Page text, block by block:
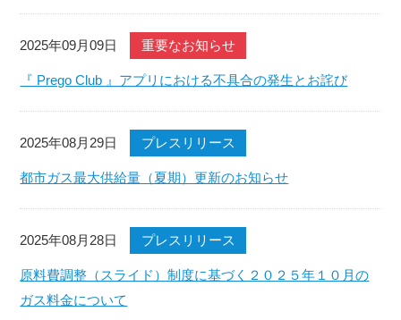
2025年09月09日 重要なお知らせ
『 Prego Club 』アプリにおける不具合の発生とお詫び
2025年08月29日 プレスリリース
都市ガス最大供給量（夏期）更新のお知らせ
2025年08月28日 プレスリリース
原料費調整（スライド）制度に基づく２０２５年１０月の
ガス料金について